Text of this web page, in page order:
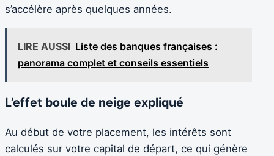
s’accélère après quelques années.
LIRE AUSSI Liste des banques françaises :
panorama complet et conseils essentiels
L’effet boule de neige expliqué
Au début de votre placement, les intérêts sont
calculés sur votre capital de départ, ce qui génère